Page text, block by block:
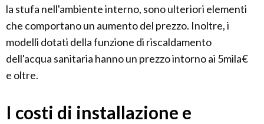
la stufa nell'ambiente interno, sono ulteriori elementi
che comportano un aumento del prezzo. Inoltre, i
modelli dotati della funzione di riscaldamento
dell'acqua sanitaria hanno un prezzo intorno ai 5mila€
e oltre.
I costi di installazione e